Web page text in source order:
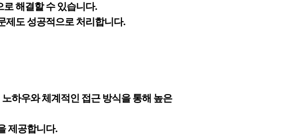
로 해결할 수 있습니다.
제도 성공적으로 처리합니다.
하우와 체계적인 접근 방식을 통해 높은
제공합니다.